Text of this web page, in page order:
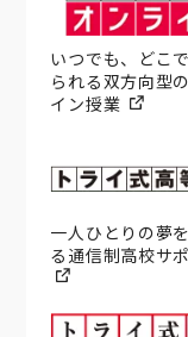
いつでも、どこ
られる双方向型
イン授業
一人ひとりの夢
る通信制高校サ